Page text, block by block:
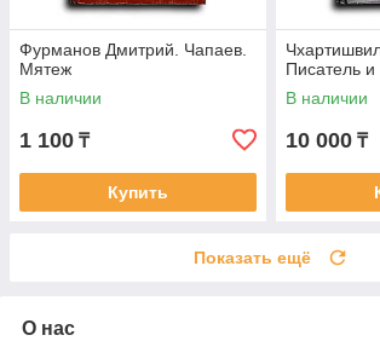
Фурманов Дмитрий. Чапаев.
Мятеж
В наличии
1 100 ₸
Купить
Писатель
В наличии
10 000 ₸
Показать ещё
О нас